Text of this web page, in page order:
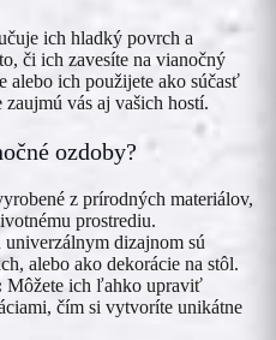
ich hladký povrch a
či ich zavesíte na vianočný
alebo ich použijete ako súčasť
vás aj vašich hostí.
ozdoby?
z prírodných materiálov,
prostrediu.
univerzálnym dizajnom sú
alebo ako dekorácie na stôl.
Môžete ich ľahko upraviť
čím si vytvoríte unikátne